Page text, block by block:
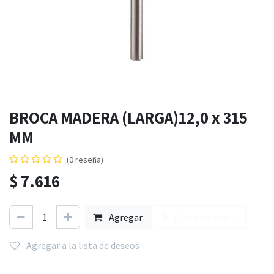
BROCA MADERA (LARGA)12,0 x 315
MM
(0 reseña)
$7.616
Agregar
Agregar a la lista de deseos